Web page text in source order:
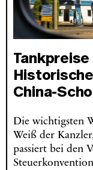
China-
Die wichtigsten
Weiß der
passiert bei den